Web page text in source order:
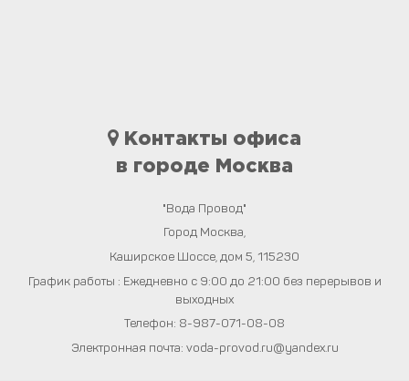
Контакты офиса
в городе Москва
"Вода Провод"
Город Москва,
Каширское Шоссе, дом 5 115230
График работы : Ежедневно с 9:00 до 21:00 без перерывов и
выходных
Телефон: 8-987-071-08-08
Электронная почта: voda-provod.ru@yandex.ru